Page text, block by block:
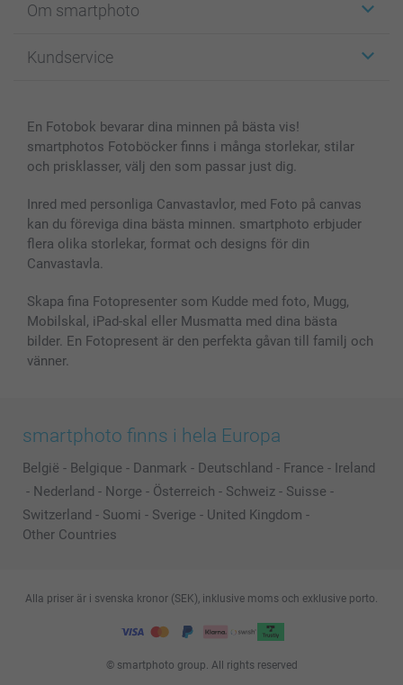
Fotokort
Fotoböcker
Skal till Mobil & Surfplatta
MyNameBook
Fotoramar & Tillbehör
Presentkort
Alla fotoprodukter
Om smartphoto
För affiliates
Sitemap
Villkor och garantier
Kundservice
smartbonus
Priser & betalning
En Fotobok bevarar dina minnen på bästa vis!
smartphotos Fotoböcker finns i många storlekar, stilar
och prisklasser, välj den som passar just dig.
Inred med personliga Canvastavlor, med Foto på canvas
kan du föreviga dina bästa minnen. smartphoto erbjuder
flera olika storlekar, format och designs för din
Canvastavla.
Skapa fina Fotopresenter som Kudde med foto, Mugg,
Mobilskal, iPad-skal eller Musmatta med dina bästa
bilder. En Fotopresent är den perfekta gåvan till familj och
vänner.
smartphoto finns i hela Europa
België - Belgique - Danmark - Deutschland - France - Ireland
- Nederland - Norge - Österreich - Schweiz - Suisse -
Switzerland - Suomi - Sverige - United Kingdom -
Other Countries
© smartphoto group. All rights reserved
Alla priser är i svenska kronor (SEK), inklusive moms och exklusive porto.